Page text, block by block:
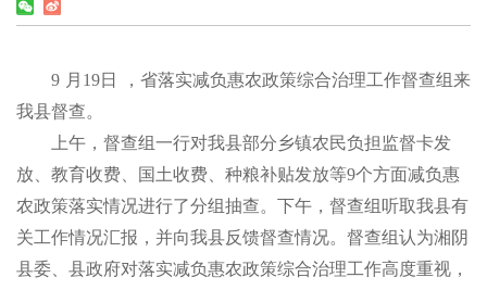
9 月 19日
，省落实减负惠农政策综合治理工作督查组来
我县督查。
上午，督查组一行对我县部分乡镇农民负担监督卡发
放、教育收费、国土收费、种粮补贴发放等9个方面减负惠
农政策落实情况进行了分组抽查。下午，督查组听取我县有
关工作情况汇报，并向我县反馈督查情况。督查组认为湘阴
县委、县政府对落实减负惠农政策综合治理工作高度重视，